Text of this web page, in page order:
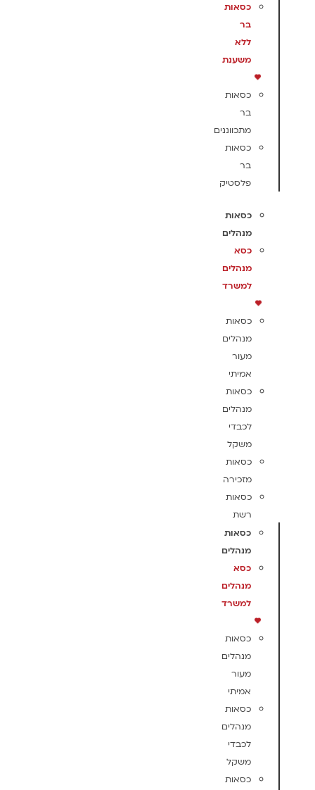
כסאות
בר
ללא
משענת
כסאות
בר
מתכווננים
כסאות
בר
פלסטיק
כסאות
מנהלים
כסא
מנהלים
למשרד
כסאות
מנהלים
מעור
אמיתי
כסאות
מנהלים
לכבדי
משקל
כסאות
מזכירה
כסאות
רשת
כסאות
מנהלים
כסא
מנהלים
למשרד
כסאות
מנהלים
מעור
אמיתי
כסאות
מנהלים
לכבדי
משקל
כסאות